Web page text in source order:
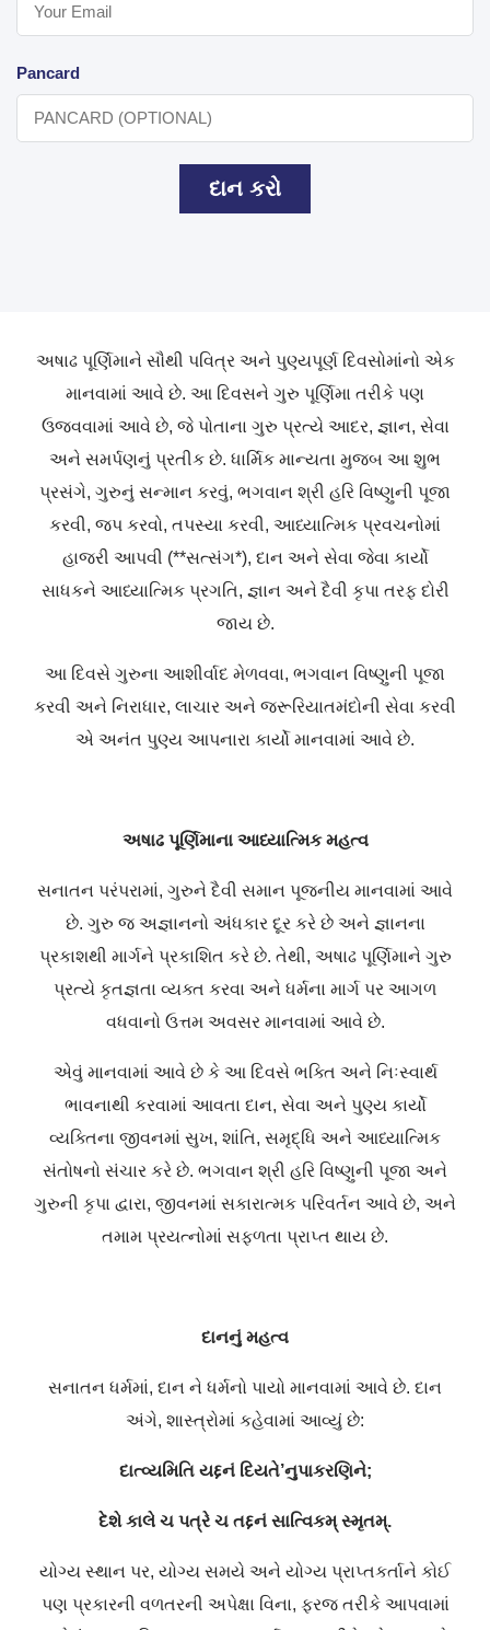
Pancard
દાન કરો
અષાઢ પૂર્ણિમાને સૌથી પવિત્ર અને પુણ્યપૂર્ણ દિવસોમાંનો એક
માનવામાં આવે છે. આ દિવસને ગુરુ પૂર્ણિમા તરીકે પણ
ઉજવવામાં આવે છે, જે પોતાના ગુરુ પ્રત્યે આદર, જ્ઞાન, સેવા
અને સમર્પણનું પ્રતીક છે. ધાર્મિક માન્યતા મુજબ આ શુભ
પ્રસંગે, ગુરુનું સન્માન કરવું, ભગવાન શ્રી હરિ વિષ્ણુની પૂજા
કરવી, જપ કરવો, તપસ્યા કરવી, આધ્યાત્મિક પ્રવચનોમાં
હાજરી આપવી (**સત્સંગ*), દાન અને સેવા જેવા કાર્યો
સાધકને આધ્યાત્મિક પ્રગતિ, જ્ઞાન અને દૈવી કૃપા તરફ દોરી
જાય છે.
આ દિવસે ગુરુના આશીર્વાદ મેળવવા, ભગવાન વિષ્ણુની પૂજા
કરવી અને નિરાધાર, લાચાર અને જરૂરિયાતમંદોની સેવા કરવી
એ અનંત પુણ્ય આપનારા કાર્યો માનવામાં આવે છે.
અષાઢ પૂર્ણિમાના આધ્યાત્મિક મહત્વ
સનાતન પરંપરામાં, ગુરુને દૈવી સમાન પૂજનીય માનવામાં આવે
છે. ગુરુ જ અજ્ઞાનનો અંધકાર દૂર કરે છે અને જ્ઞાનના
પ્રકાશથી માર્ગને પ્રકાશિત કરે છે. તેથી, અષાઢ પૂર્ણિમાને ગુરુ
પ્રત્યે કૃતજ્ઞતા વ્યક્ત કરવા અને ધર્મના માર્ગ પર આગળ
વધવાનો ઉત્તમ અવસર માનવામાં આવે છે.
એવું માનવામાં આવે છે કે આ દિવસે ભક્તિ અને નિઃસ્વાર્થ
ભાવનાથી કરવામાં આવતા દાન, સેવા અને પુણ્ય કાર્યો
વ્યક્તિના જીવનમાં સુખ, શાંતિ, સમૃદ્ધિ અને આધ્યાત્મિક
સંતોષનો સંચાર કરે છે. ભગવાન શ્રી હરિ વિષ્ણુની પૂજા અને
ગુરુની કૃપા દ્વારા, જીવનમાં સકારાત્મક પરિવર્તન આવે છે, અને
તમામ પ્રયત્નોમાં સફળતા પ્રાપ્ત થાય છે.
દાનનું મહત્વ
સનાતન ધર્મમાં, દાન ને ધર્મનો પાયો માનવામાં આવે છે. દાન
અંગે, શાસ્ત્રોમાં કહેવામાં આવ્યું છે:
દાત્વ્યમિતિ યદ્દનં દિયતે’નુપાકરણિને;
દેશે કાલે ચ પત્રે ચ તદ્દનં સાત્વિકમ્ સ્મૃતમ્.
યોગ્ય સ્થાન પર, યોગ્ય સમયે અને યોગ્ય પ્રાપ્તકર્તાને કોઈ
પણ પ્રકારની વળતરની અપેક્ષા વિના, ફરજ તરીકે આપવામાં